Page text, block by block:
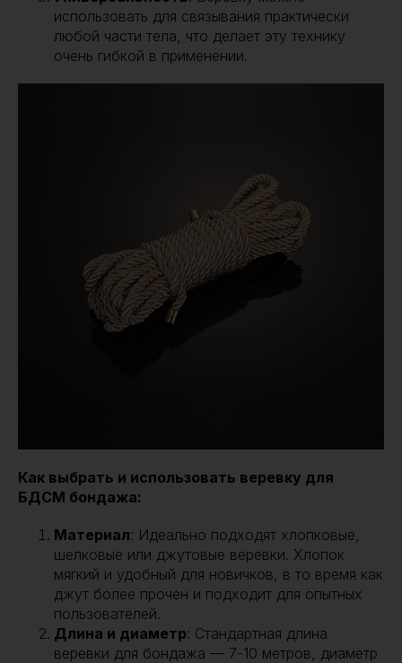
использовать для связывания практически
любой части тела, что делает эту технику
очень гибкой в применении.
Как выбрать и использовать веревку для
БДСМ бондажа:
Материал: Идеально подходят хлопковые,
шелковые или джутовые веревки. Хлопок
мягкий и удобный для новичков, в то время как
джут более прочен и подходит для опытных
пользователей.
Длина и диаметр: Стандартная длина
веревки для бондажа — 7-10 метров, диаметр